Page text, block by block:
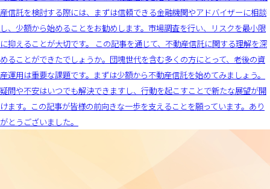
産信託を検討する際には、まずは信頼できる金融機関やアドバイザーに相談
し、少額から始めることをお勧めします。市場調査を行い、リスクを最小限
に抑えることが大切です。 この記事を通じて、不動産信託に関する理解を深
めることができたでしょうか。団塊世代を含む多くの方にとって、老後の資
産運用は重要な課題です。まずは少額から不動産信託を始めてみましょう。
疑問や不安はいつでも解決できますし、行動を起こすことで新たな展望が開
けます。この記事が皆様の前向きな一歩を支えることを願っています。あり
がとうございました。